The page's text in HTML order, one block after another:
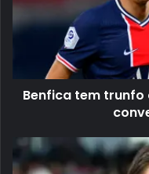
Benfica tem trunfo